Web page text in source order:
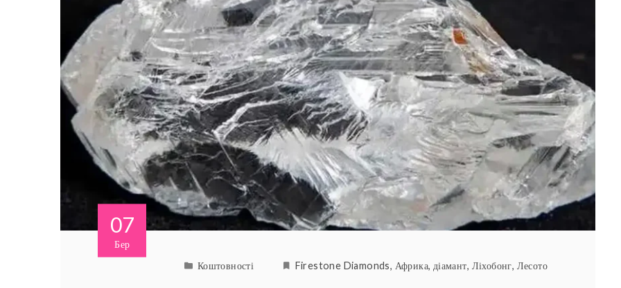
07
Бер
Коштовності Firestone Diamonds, Африка, діамант, Ліхобонг, Лесото